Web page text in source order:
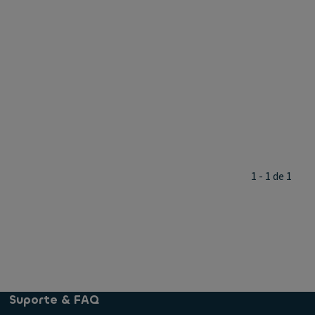
1 - 1 de 1
Suporte & FAQ